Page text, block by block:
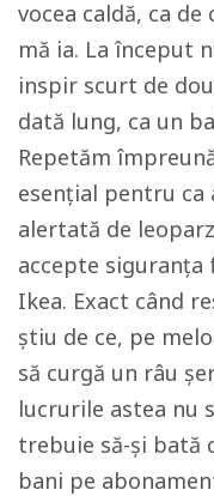
vocea caldă, ca de
mă ia. La început
inspir scurt de
dată lung, ca un
Repetăm
esențial pentru ca
alertată de
accepte
Ikea. Exact când
știu de ce, pe
să curgă un râu
lucrurile astea nu
trebuie să-și bată
bani pe